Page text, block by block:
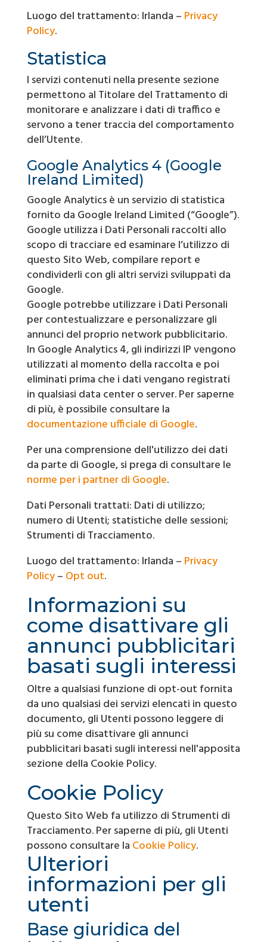
Luogo del trattamento: Irlanda – Privacy
Policy.
Statistica
I servizi contenuti nella presente sezione
permettono al Titolare del Trattamento di
monitorare e analizzare i dati di traffico e
servono a tener traccia del comportamento
dell’Utente.
Google Analytics 4 (Google
Ireland Limited)
Google Analytics è un servizio di statistica
fornito da Google Ireland Limited (“Google”).
Google utilizza i Dati Personali raccolti allo
scopo di tracciare ed esaminare l’utilizzo di
questo Sito Web, compilare report e
condividerli con gli altri servizi sviluppati da
Google.
Google potrebbe utilizzare i Dati Personali
per contestualizzare e personalizzare gli
annunci del proprio network pubblicitario.
In Google Analytics 4, gli indirizzi IP vengono
utilizzati al momento della raccolta e poi
eliminati prima che i dati vengano registrati
in qualsiasi data center o server. Per saperne
di più, è possibile consultare la
documentazione ufficiale di Google.
Per una comprensione dell'utilizzo dei dati
da parte di Google, si prega di consultare le
norme per i partner di Google.
Dati Personali trattati: Dati di utilizzo;
numero di Utenti; statistiche delle sessioni;
Strumenti di Tracciamento.
Luogo del trattamento: Irlanda – Privacy
Policy– Opt out.
Informazioni su
come disattivare gli
annunci pubblicitari
basati sugli interessi
Oltre a qualsiasi funzione di opt-out fornita
da uno qualsiasi dei servizi elencati in questo
documento, gli Utenti possono leggere di
più su come disattivare gli annunci
pubblicitari basati sugli interessi nell'apposita
sezione della Cookie Policy.
Cookie Policy
Questo Sito Web fa utilizzo di Strumenti di
Tracciamento. Per saperne di più, gli Utenti
possono consultare la Cookie Policy.
Ulteriori
informazioni per gli
utenti
Base giuridica del